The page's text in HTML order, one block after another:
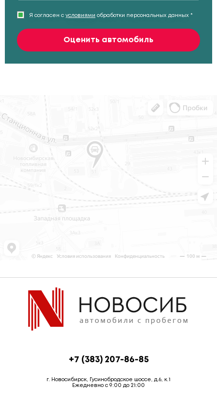
Я согласен с условиями обработки персональных данных *
Оценить автомобиль
+7 (383) 207-86-85
г. Новосибирск, Гусинобродское шоссе, д.6, к.1
Ежедневно с 9:00 до 21:00